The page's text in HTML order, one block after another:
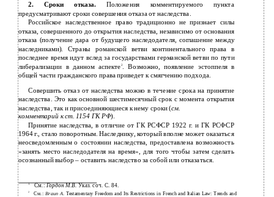
2. Сроки отказа.Положения комментируемого пункта
предусматривают сроки совершения отказа от наследства.
Российское наследственное право традиционно не признает силы
отказа, совершенного до открытия наследства, независимо от основания
отказа (получение дара от будущего наследодателя, соглашение между
наследниками). Страны романской ветви континентального права в
последнее время идут вслед за государствами германской ветви по пути
либерализации в данном аспекте2. Возможно, появление эстоппеля в
общей части гражданского права приведет к смягчению подхода.
Совершить отказ от наследства можно в течение срока на принятие
наследства. Это как основной шестимесячный срок с момента открытия
наследства, так и присоединяющиеся к нему сроки (см.
комментарий к ст. 1154 ГК РФ).
Принятие наследства, в отличие от ГК РСФСР 1922 г. и ГК РСФСР
1964 г., стало поворотным. Наследнику, который вполне может оказаться
неосведомленным о состоянии наследства, предоставлена возможность
«занять место наследодателя на время», для того чтобы затем сделать
осознанный выбор – оставить наследство за собой или отказаться.
1См.:Гордон М.В.Указ. соч. С. 84.
2 См.:Braun А. Testamentary Freedom and Its Restrictions in French and Italian Law: Trends and